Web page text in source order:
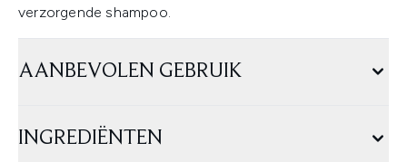
verzorgende shampoo.
AANBEVOLEN GEBRUIK
INGREDIËNTEN